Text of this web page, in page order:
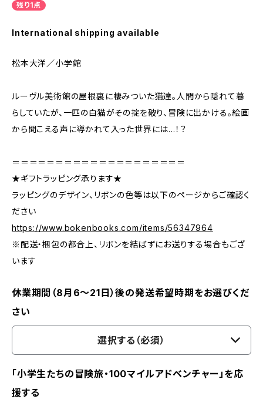
残り1点
International shipping available
松本大洋／小学館
ルーヴル美術館の屋根裏に棲みついた猫達。人間から隠れて暮
らしていたが、一匹の白猫がその掟を破り、冒険に出かける。絵画
から聞こえる声に導かれて入った世界には…！？
＝＝＝＝＝＝＝＝＝＝＝＝＝＝＝＝＝＝＝＝
★ギフトラッピング承ります★
ラッピングのデザイン、リボンの色等は以下のページからご確認く
ださい
https://www.bokenbooks.com/items/56347964
※配送・梱包の都合上、リボンを結ばずにお送りする場合もござ
います
休業期間（8月6〜21日）後の発送希望時期をお選びくだ
さい
選択する（必須）
「小学生たちの冒険旅・100マイルアドベンチャー」を応
援する